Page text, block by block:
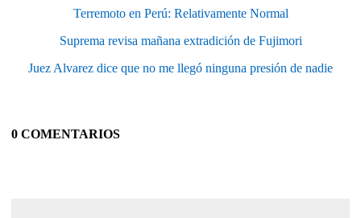
Terremoto en Perú: Relativamente Normal
Suprema revisa mañana extradición de Fujimori
Juez Alvarez dice que no me llegó ninguna presión de nadie
0 COMENTARIOS